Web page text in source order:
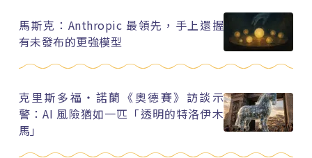
馬斯克：Anthropic 最領先，手上還握
有未發布的更強模型
克里斯多福・諾蘭《奧德賽》訪談示
警：AI 風險猶如一匹「透明的特洛伊木
馬」